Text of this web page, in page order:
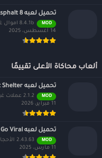
تحميل لعبه Asphalt 8 مهكره للاندرويد
MOD
8.4.1b اموال غير محدودة
14 أغسطس، 2025
ألعاب محاكاة الأعلى تقييمًا
تحميل لعبه Fallout Shelter مهكره للاندرويد 2026
MOD
2.1.2 عملات غير محدودة
11 فبراير، 2026
تحميل لعبه Vlogger Go Viral مهكره للاندرويد
MOD
2.43.63 الأحجار الكريمة لا حصر لها
11 مارس، 2025